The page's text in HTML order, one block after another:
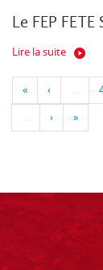
Le FEP FETE
Lire la suite
« ‹ …
… › »